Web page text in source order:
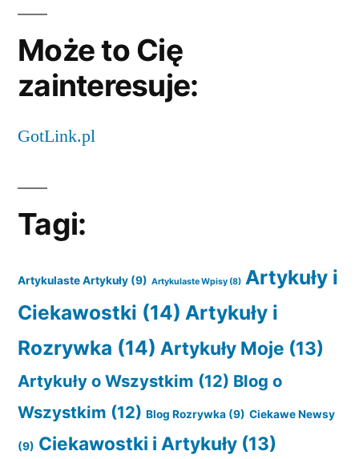
Może to Cię
zainteresuje:
GotLink.pl
Tagi:
Artykulaste Artykuły (9) Artykulaste Wpisy (8) Artykuły i
Ciekawostki (14) Artykuły i
Rozrywka (14) Artykuły Moje (13)
Artykuły o Wszystkim (12) Blog o
Wszystkim (12) Blog Rozrywka (9) Ciekawe Newsy
(9) Ciekawostki i Artykuły (13)